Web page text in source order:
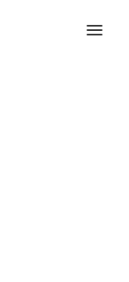
MENU